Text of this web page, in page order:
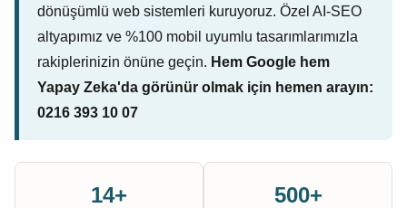
dönüşümlü web sistemleri kuruyoruz. Özel AI-SEO
altyapımız ve %100 mobil uyumlu tasarımlarımızla
rakiplerinizin önüne geçin. Hem Google hem
Yapay Zeka'da görünür olmak için hemen arayın:
0216 393 10 07
14+ 500+